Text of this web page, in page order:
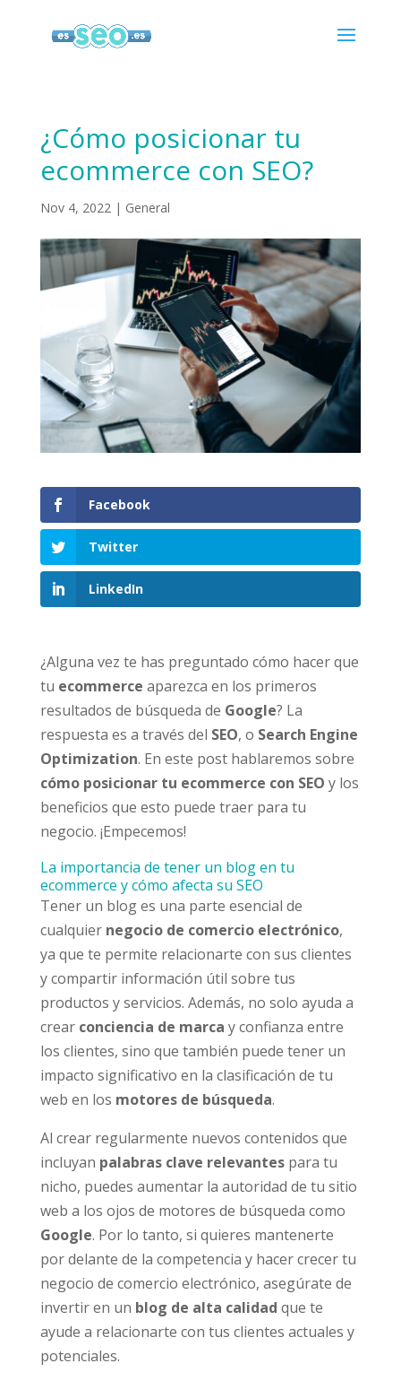
¿Cómo posicionar tu
ecommerce con SEO?
Nov 4, 2022| General
Facebook
Twitter
LinkedIn
¿Alguna vez te has preguntado cómo hacer que
tu ecommerce aparezca en los primeros
resultados de búsqueda de Google? La
respuesta es a través del SEO, o Search Engine
Optimization. En este post hablaremos sobre
cómo posicionar tu ecommerce con SEO y los
beneficios que esto puede traer para tu
negocio. ¡Empecemos!
La importancia de tener un blog en tu
ecommerce y cómo afecta su SEO
Tener un blog es una parte esencial de
cualquier negocio de comercio electrónico,
ya que te permite relacionarte con sus clientes
y compartir información útil sobre tus
productos y servicios. Además, no solo ayuda a
crear conciencia de marca y confianza entre
los clientes, sino que también puede tener un
impacto significativo en la clasificación de tu
web en los motores de búsqueda.
Al crear regularmente nuevos contenidos que
incluyan palabras clave relevantes para tu
nicho, puedes aumentar la autoridad de tu sitio
web a los ojos de motores de búsqueda como
Google. Por lo tanto, si quieres mantenerte
por delante de la competencia y hacer crecer tu
negocio de comercio electrónico, asegúrate de
invertir en un blog de alta calidad que te
ayude a relacionarte con tus clientes actuales y
potenciales.